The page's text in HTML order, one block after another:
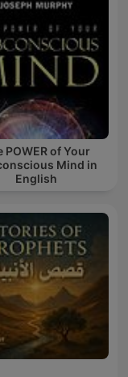
POWER of Your
Mind in
English